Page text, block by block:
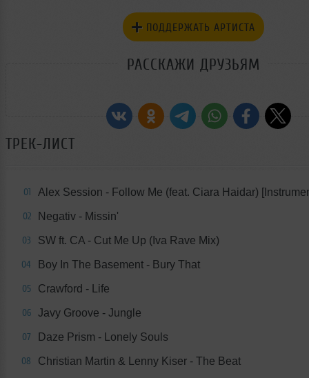
ПОДДЕРЖАТЬ АРТИСТА
РАССКАЖИ ДРУЗЬЯМ
ТРЕК-ЛИСТ
01 Alex Session - Follow Me (feat. Ciara Haidar)
02 Negativ - Missin'
03 SW ft. CA - Cut Me Up (Iva Rave Mix)
04 Boy In The Basement - Bury That
05 Crawford - Life
06 Javy Groove - Jungle
07 Daze Prism - Lonely Souls
08 Christian Martin & Lenny Kiser - The Beat